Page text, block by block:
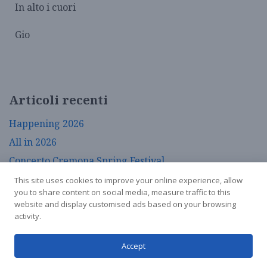
In alto i cuori
Gio
Articoli recenti
Happening 2026
All in 2026
Concerto Cremona Spring Festival
La Moruzzi incontra…
Calendario aprile e maggio 2026
Associazione Mauro Moruzzi APS - cf. 93065540192
This site uses cookies to improve your online experience, allow
you to share content on social media, measure traffic to this
website and display customised ads based on your browsing
activity.
Accept